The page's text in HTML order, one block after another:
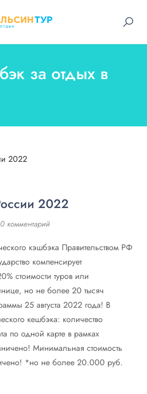
за отдых в
2022
0 комментарий
кэшбэка Правительством РФ
компенсирует
стоимости туров или
но не более 20 тысяч
25 августа 2022 года! В
кешбэка: количество
по одной карте в рамках
Минимальная стоимость
*но не более 20.000 руб.